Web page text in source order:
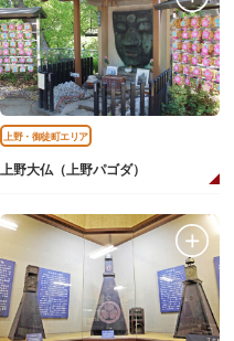
上野・御徒町エリア
上野大仏（上野パゴダ）